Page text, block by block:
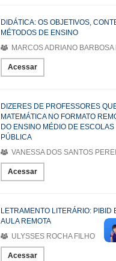
DIDÁTICA: OS OBJETIVOS,
MÉTODOS DE ENSINO
MARCOS ADRIANO BARBOSA
Acessar
DIZERES DE PROFESSORES
MATEMÁTICA NO FORMATO
DO ENSINO MÉDIO DE
PÚBLICA
VANESSA DOS SANTOS
Acessar
LETRAMENTO LITERÁRIO: PIBID
AULA REMOTA
ULYSSES ROCHA FILHO
Acessar